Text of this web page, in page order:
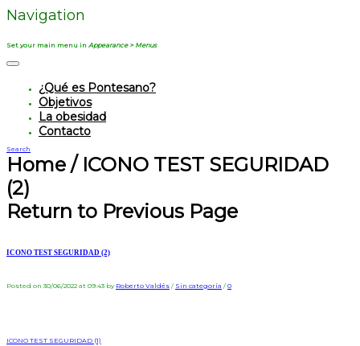
Navigation
Set your main menu in Appearance > Menus
¿Qué es Pontesano?
Objetivos
La obesidad
Contacto
Search
Home / ICONO TEST SEGURIDAD
(2)
Return to Previous Page
ICONO TEST SEGURIDAD (2)
Posted on 30/06/2022 at 09:43 by Roberto Valdés / Sin categoría / 0
ICONO TEST SEGURIDAD (1)